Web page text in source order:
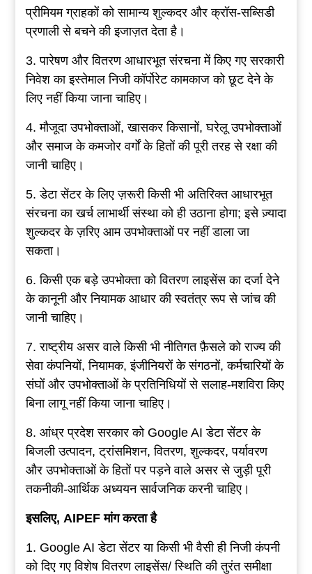
प्रीमियम ग्राहकों को सामान्य शुल्कदर और क्रॉस-सब्सिडी
प्रणाली से बचने की इजाज़त देता है।
3. पारेषण और वितरण आधारभूत संरचना में किए गए सरकारी
निवेश का इस्तेमाल निजी कॉर्पोरेट कामकाज को छूट देने के
लिए नहीं किया जाना चाहिए।
4. मौजूदा उपभोक्ताओं, खासकर किसानों, घरेलू उपभोक्ताओं
और समाज के कमजोर वर्गों के हितों की पूरी तरह से रक्षा की
जानी चाहिए।
5. डेटा सेंटर के लिए ज़रूरी किसी भी अतिरिक्त आधारभूत
संरचना का खर्च लाभार्थी संस्था को ही उठाना होगा; इसे ज़्यादा
शुल्कदर के ज़रिए आम उपभोक्ताओं पर नहीं डाला जा
सकता।
6. किसी एक बड़े उपभोक्ता को वितरण लाइसेंस का दर्जा देने
के कानूनी और नियामक आधार की स्वतंत्र रूप से जांच की
जानी चाहिए।
7. राष्ट्रीय असर वाले किसी भी नीतिगत फ़ैसले को राज्य की
सेवा कंपनियों, नियामक, इंजीनियरों के संगठनों, कर्मचारियों के
संघों और उपभोक्ताओं के प्रतिनिधियों से सलाह-मशविरा किए
बिना लागू नहीं किया जाना चाहिए।
8. आंध्र प्रदेश सरकार को Google AI डेटा सेंटर के
बिजली उत्पादन, ट्रांसमिशन, वितरण, शुल्कदर, पर्यावरण
और उपभोक्ताओं के हितों पर पड़ने वाले असर से जुड़ी पूरी
तकनीकी-आर्थिक अध्ययन सार्वजनिक करनी चाहिए।
इसलिए, AIPEF मांग करता है
1. Google AI डेटा सेंटर या किसी भी वैसी ही निजी कंपनी
को दिए गए विशेष वितरण लाइसेंस/ स्थिति की तुरंत समीक्षा